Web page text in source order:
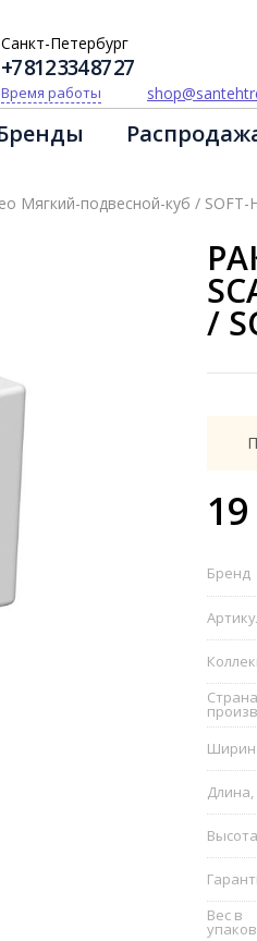
Санкт-Петербург
+7 812 334 87 27
Время работы
Мягкий-подвесной-куб / SOFT-
/
Бренд
Страна
Длина,
Вес в